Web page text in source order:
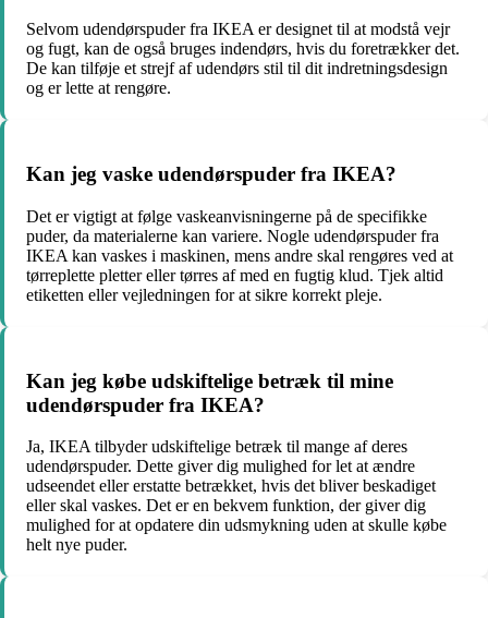
Selvom udendørspuder fra IKEA er designet til at modstå vejr
og fugt, kan de også bruges indendørs, hvis du foretrækker det.
De kan tilføje et strejf af udendørs stil til dit indretningsdesign
og er lette at rengøre.
Kan jeg vaske udendørspuder fra IKEA?
Det er vigtigt at følge vaskeanvisningerne på de specifikke
puder, da materialerne kan variere. Nogle udendørspuder fra
IKEA kan vaskes i maskinen, mens andre skal rengøres ved at
tørreplette pletter eller tørres af med en fugtig klud. Tjek altid
etiketten eller vejledningen for at sikre korrekt pleje.
Kan jeg købe udskiftelige betræk til mine
udendørspuder fra IKEA?
Ja, IKEA tilbyder udskiftelige betræk til mange af deres
udendørspuder. Dette giver dig mulighed for let at ændre
udseendet eller erstatte betrækket, hvis det bliver beskadiget
eller skal vaskes. Det er en bekvem funktion, der giver dig
mulighed for at opdatere din udsmykning uden at skulle købe
helt nye puder.